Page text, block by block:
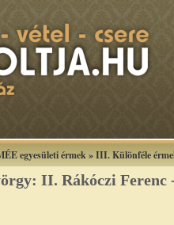
egyesületi érmek»III. Különféle
II. Rákóczi Ferenc